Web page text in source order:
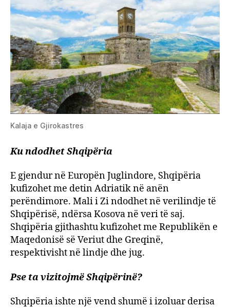
Kalaja e Gjirokastres
Ku ndodhet Shqipëria
E gjendur në Europën Juglindore, Shqipëria
kufizohet me detin Adriatik në anën
perëndimore. Mali i Zi ndodhet në verilindje të
Shqipërisë, ndërsa Kosova në veri të saj.
Shqipëria gjithashtu kufizohet me Republikën e
Maqedonisë së Veriut dhe Greqinë,
respektivisht në lindje dhe jug.
Pse ta vizitojmë Shqipërinë?
Shqipëria ishte një vend shumë i izoluar derisa